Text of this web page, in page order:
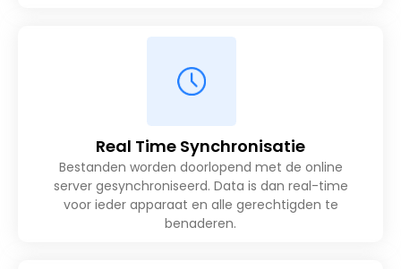
Real Time Synchronisatie
Bestanden worden doorlopend met de online
server gesynchroniseerd. Data is dan real-time
voor ieder apparaat en alle gerechtigden te
benaderen.